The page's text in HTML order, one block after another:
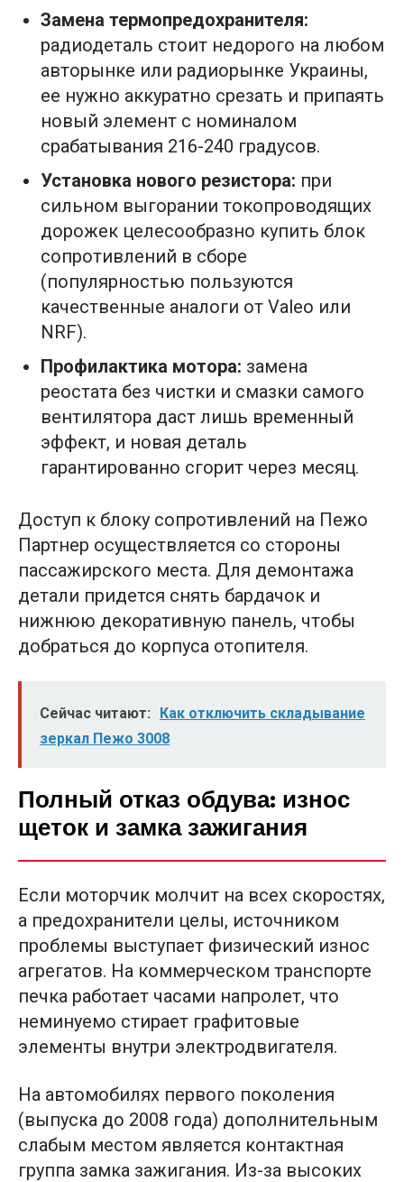
Замена термопредохранителя:
радиодеталь стоит недорого на любом
авторынке или радиорынке Украины,
ее нужно аккуратно срезать и припаять
новый элемент с номиналом
срабатывания 216-240 градусов.
Установка нового резистора: при
сильном выгорании токопроводящих
дорожек целесообразно купить блок
сопротивлений в сборе
(популярностью пользуются
качественные аналоги от Valeo или
NRF).
Профилактика мотора: замена
реостата без чистки и смазки самого
вентилятора даст лишь временный
эффект, и новая деталь
гарантированно сгорит через месяц.
Доступ к блоку сопротивлений на Пежо
Партнер осуществляется со стороны
пассажирского места. Для демонтажа
детали придется снять бардачок и
нижнюю декоративную панель, чтобы
добраться до корпуса отопителя.
Сейчас читают:
Как отключить складывание
зеркал Пежо 3008
Полный отказ обдува: износ
щеток и замка зажигания
Если моторчик молчит на всех скоростях,
а предохранители целы, источником
проблемы выступает физический износ
агрегатов. На коммерческом транспорте
печка работает часами напролет, что
неминуемо стирает графитовые
элементы внутри электродвигателя.
На автомобилях первого поколения
(выпуска до 2008 года) дополнительным
слабым местом является контактная
группа замка зажигания. Из-за высоких